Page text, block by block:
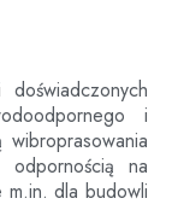
i
na
m.in. dla budowli